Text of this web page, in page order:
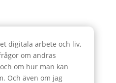
digitala arbete och liv,
om andras
om hur man kan
Och även om jag